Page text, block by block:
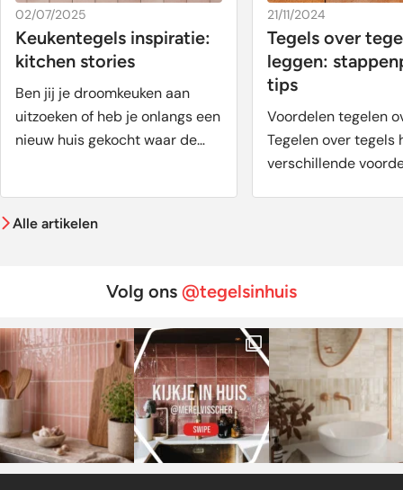
02/07/2025
Keukentegels inspiratie:
kitchen stories
Ben jij je droomkeuken aan
uitzoeken of heb je onlangs een
nieuw huis gekocht waar de
21/11/2024
Tegels over
leggen:
tips
Voordelen tegelen
Tegelen over tegels
verschillende
Alle artikelen
Volg ons @tegelsinhuis